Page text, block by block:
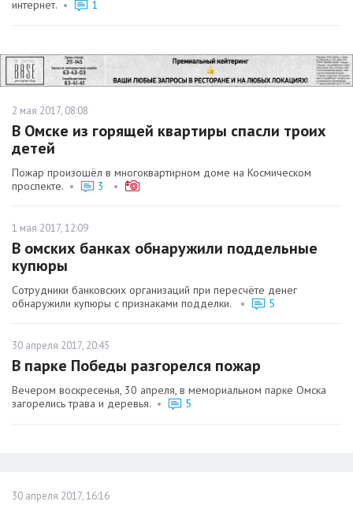
интернет. • 1
2 мая 2017, 08:08
В Омске из горящей квартиры спасли троих
детей
Пожар произошёл в многоквартирном доме на Космическом
проспекте. • 3 •
1 мая 2017, 12:09
В омских банках обнаружили поддельные
купюры
Сотрудники банковских организаций при пересчёте денег
обнаружили купюры с признаками подделки.
• 5
30 апреля 2017, 20:45
В парке Победы разгорелся пожар
Вечером воскресенья, 30 апреля, в мемориальном парке Омска
загорелись трава и деревья. • 5
30 апреля 2017, 16:16